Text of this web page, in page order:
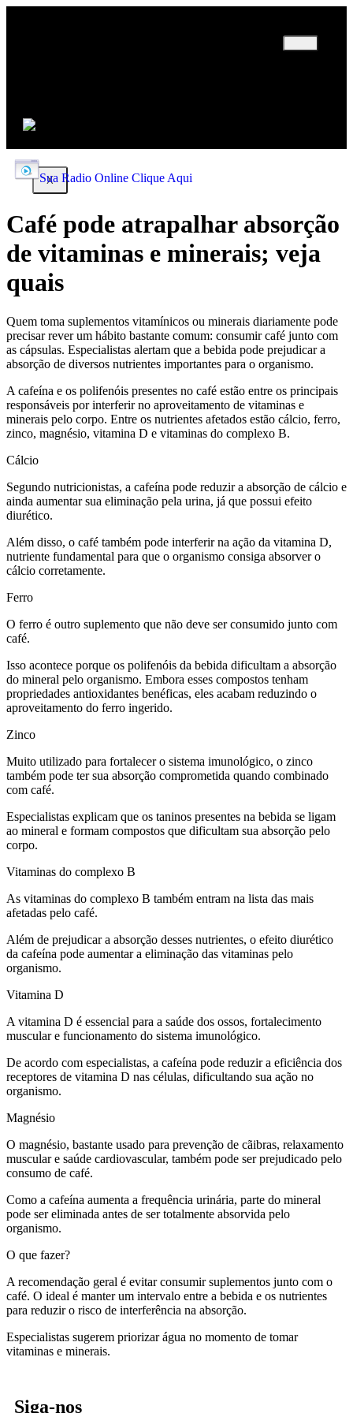
X
Sua Radio Online Clique Aqui
Café pode atrapalhar absorção
de vitaminas e minerais; veja
quais
Quem toma suplementos vitamínicos ou minerais diariamente pode
precisar rever um hábito bastante comum: consumir café junto com
as cápsulas. Especialistas alertam que a bebida pode prejudicar a
absorção de diversos nutrientes importantes para o organismo.
A cafeína e os polifenóis presentes no café estão entre os principais
responsáveis por interferir no aproveitamento de vitaminas e
minerais pelo corpo. Entre os nutrientes afetados estão cálcio, ferro,
zinco, magnésio, vitamina D e vitaminas do complexo B.
Cálcio
Segundo nutricionistas, a cafeína pode reduzir a absorção de cálcio e
ainda aumentar sua eliminação pela urina, já que possui efeito
diurético.
Além disso, o café também pode interferir na ação da vitamina D,
nutriente fundamental para que o organismo consiga absorver o
cálcio corretamente.
Ferro
O ferro é outro suplemento que não deve ser consumido junto com
café.
Isso acontece porque os polifenóis da bebida dificultam a absorção
do mineral pelo organismo. Embora esses compostos tenham
propriedades antioxidantes benéficas, eles acabam reduzindo o
aproveitamento do ferro ingerido.
Zinco
Muito utilizado para fortalecer o sistema imunológico, o zinco
também pode ter sua absorção comprometida quando combinado
com café.
Especialistas explicam que os taninos presentes na bebida se ligam
ao mineral e formam compostos que dificultam sua absorção pelo
corpo.
Vitaminas do complexo B
As vitaminas do complexo B também entram na lista das mais
afetadas pelo café.
Além de prejudicar a absorção desses nutrientes, o efeito diurético
da cafeína pode aumentar a eliminação das vitaminas pelo
organismo.
Vitamina D
A vitamina D é essencial para a saúde dos ossos, fortalecimento
muscular e funcionamento do sistema imunológico.
De acordo com especialistas, a cafeína pode reduzir a eficiência dos
receptores de vitamina D nas células, dificultando sua ação no
organismo.
Magnésio
O magnésio, bastante usado para prevenção de cãibras, relaxamento
muscular e saúde cardiovascular, também pode ser prejudicado pelo
consumo de café.
Como a cafeína aumenta a frequência urinária, parte do mineral
pode ser eliminada antes de ser totalmente absorvida pelo
organismo.
O que fazer?
A recomendação geral é evitar consumir suplementos junto com o
café. O ideal é manter um intervalo entre a bebida e os nutrientes
para reduzir o risco de interferência na absorção.
Especialistas sugerem priorizar água no momento de tomar
vitaminas e minerais.
Siga-nos